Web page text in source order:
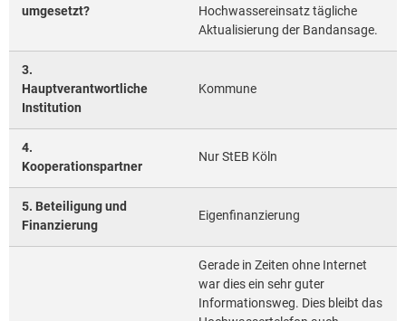
umgesetzt?
Hochwassereinsatz tägliche
Aktualisierung der Bandansage.
3.
Hauptverantwortliche
Institution
Kommune
4.
Kooperationspartner
Nur StEB Köln
5. Beteiligung und
Finanzierung
Eigenfinanzierung
Gerade in Zeiten ohne Internet
war dies ein sehr guter
Informationsweg. Dies bleibt das